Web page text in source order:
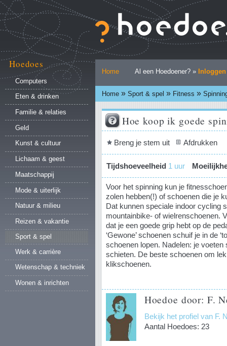
naar
inhoud.
Ga
naar
navigatie
Persoonlijke
hulpmiddelen
Home Al een Hoedoener? » Inloggen
Home » Sport & spel » Fitness »
Hoedoes
Computers
Eten & drinken
Familie & relaties
Geld
Kunst & cultuur
Lichaam & geest
Maatschappij
Mode & uiterlijk
Natuur & milieu
Reizen & vakantie
Sport & spel
Werk & carrière
Wetenschap & techniek
Wonen & inrichten
Hoe koop ik goede
Document
Breng je stem uit Afdrukken
Tijdshoeveelheid 1 uur
Voor het spinning kun je
zolen hebben(!) of schoenen die je
Dat kunnen speciale indoor cycling
mountainbike- of wielrenschoenen.
dat je een goede grip hebt op de
‘Gewone’ schoenen schuif je in de
schoenen lopen. Nadelen: je voeten
schieten. De beste schoenen om
klikschoenen.
Hoedoe door: F.
Bekijk het profiel van F.
Aantal Hoedoes: 23